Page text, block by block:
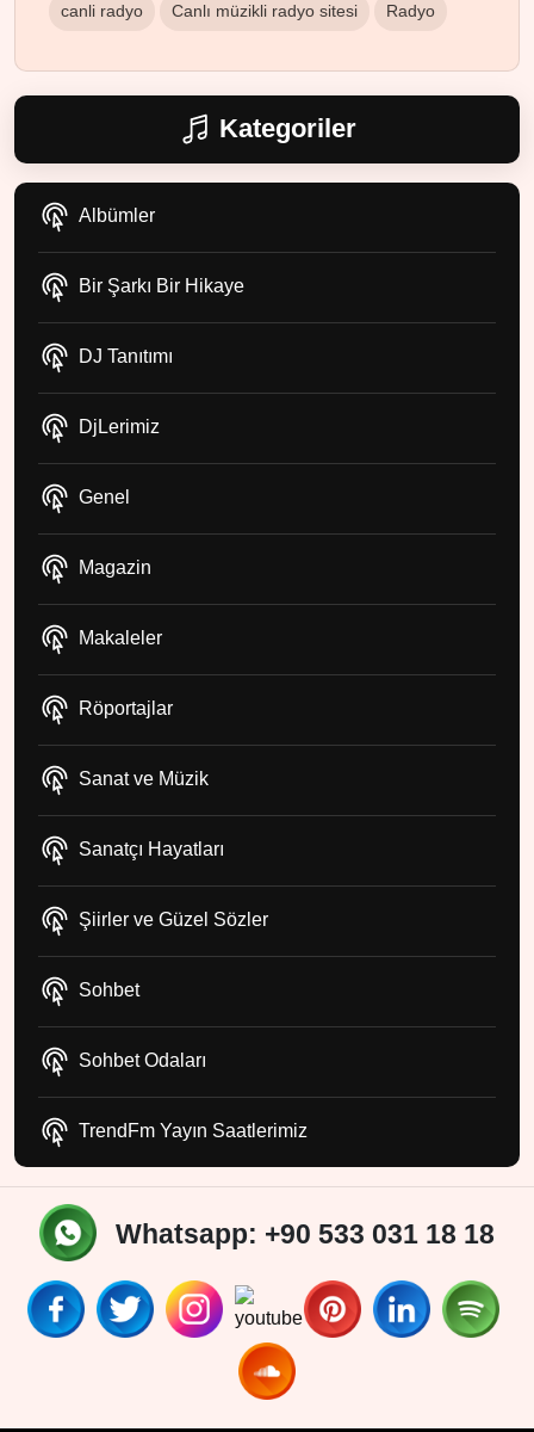
canli radyo Canlı müzikli radyo sitesi Radyo
Kategoriler
Albümler
Bir Şarkı Bir Hikaye
DJ Tanıtımı
DjLerimiz
Genel
Magazin
Makaleler
Röportajlar
Sanat ve Müzik
Sanatçı Hayatları
Şiirler ve Güzel Sözler
Sohbet
Sohbet Odaları
TrendFm Yayın Saatlerimiz
Whatsapp: +90 533 031 18 18